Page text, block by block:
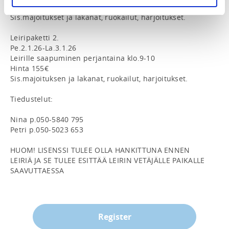
Leirille saapuminen klo.12-13
Sis.majoitukset ja lakanat, ruokailut, harjoitukset.
Leiripaketti 2.
Pe.2.1.26-La.3.1.26
Leirille saapuminen perjantaina klo.9-10
Hinta 155€
Sis.majoituksen ja lakanat, ruokailut, harjoitukset.
Tiedustelut:
Nina p.050-5840 795
Petri p.050-5023 653
HUOM! LISENSSI TULEE OLLA HANKITTUNA ENNEN
LEIRIÄ JA SE TULEE ESITTÄÄ LEIRIN VETÄJÄLLE PAIKALLE
SAAVUTTAESSA
Register